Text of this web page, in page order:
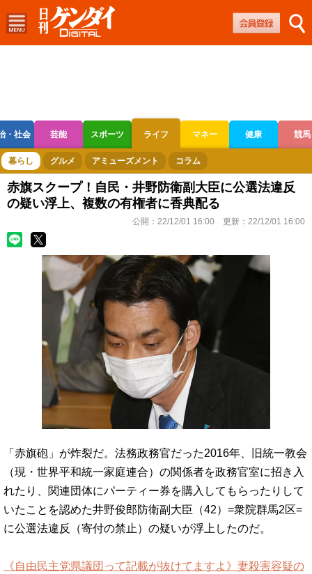
・社会 芸能 スポーツ ライフ マネー 健康 競馬
ボートレース 競輪 オートレース
暮らし グルメ アミューズメント コラム
赤旗スクープ！自民・井野防衛副大臣に公選法違反
の疑い浮上、複数の有権者に香典配る
公開： 22/12/01 16:00 更新： 22/12/01 16:00
「赤旗砲」が炸裂だ。法務政務官だった2016年、旧統一教会
（現・世界平和統一家庭連合）の関係者を政務官室に招き入
れたり、関連団体にパーティー券を購入してもらったりして
いたことを認めた井野俊郎防衛副大臣（42）=衆院群馬2区=
に公選法違反（寄付の禁止）の疑いが浮上したのだ。
《自由民主党県議団って記載が抜けてますよ》妻殺害容疑の